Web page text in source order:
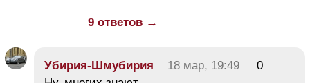
9 ответов →
Убирия-Шмубирия 18 мар, 19:49
0